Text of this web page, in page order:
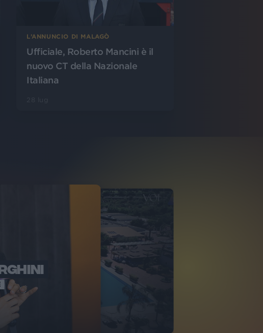
L’ANNUNCIO DI MALAGÒ
Ufficiale, Roberto Mancini è il
nuovo CT della Nazionale
Italiana
RADIO ITALIA
VOI TANKA VILLAGE